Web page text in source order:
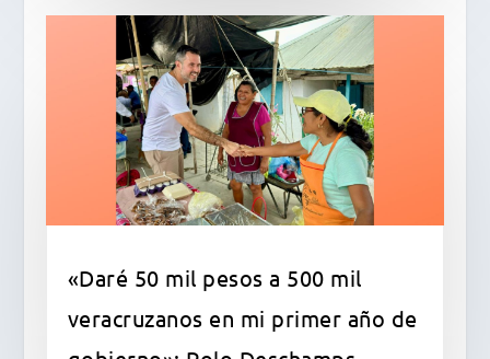
«Daré 50 mil pesos a 500 mil
veracruzanos en mi primer año de